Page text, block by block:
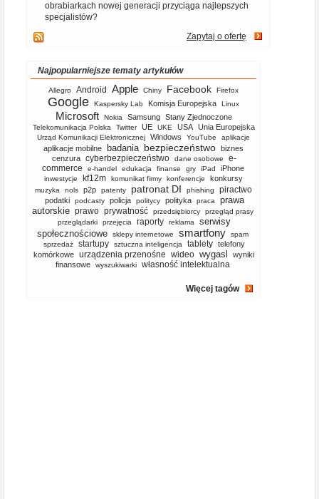
obrabiarkach nowej generacji przyciąga najlepszych
specjalistów?
Zapytaj o ofertę
Najpopularniejsze tematy artykułów
Allegro Android Apple Chiny Facebook Firefox
Google Kaspersky Lab Komisja Europejska Linux
Microsoft Nokia Samsung Stany Zjednoczone
Telekomunikacja Polska Twitter UE UKE USA Unia Europejska
Urząd Komunikacji Elektronicznej Windows YouTube aplikacje
aplikacje mobilne badania bezpieczeństwo biznes
cenzura cyberbezpieczeństwo dane osobowe
e-
commerce
e-handel edukacja finanse gry iPad iPhone
inwestycje kf12m komunikat firmy konferencje konkursy
muzyka nols p2p patenty patronat DI phishing piractwo
podatki podcasty policja politycy polityka praca
prawa
autorskie prawo prywatność przedsiębiorcy
przegląd prasy
przeglądarki
przejęcia raporty reklama
serwisy
społecznościowe
sklepy internetowe smartfony
spam
sprzedaż
startupy sztuczna inteligencja tablety telefony
komórkowe
urządzenia przenośne wideo wygasl
wyniki
finansowe
wyszukiwarki własność intelektualna
Więcej tagów